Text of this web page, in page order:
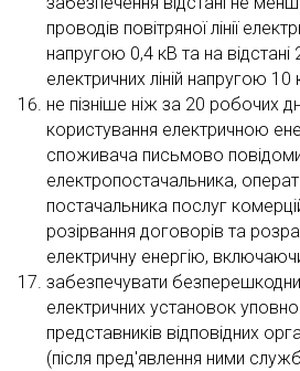
проводів повітряної лінії
напругою 0,4 кВ та на відстані
електричних ліній напругою 10
не пізніше ніж за 20 робочих
користування електричною
споживача письмово
електропостачальника,
постачальника послуг
розірвання договорів та
електричну енергію,
забезпечувати
електричних установок
представників відповідних
(після пред'явлення ними